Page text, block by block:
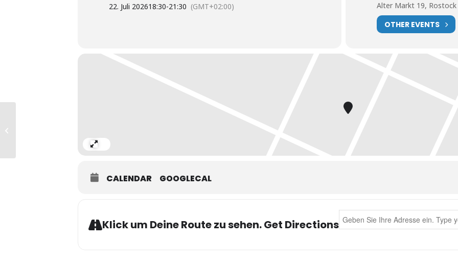
22. Juli 202618:30-21:30 (GMT+02:00) Alter Markt 19, Rostock
OTHER EVENTS
CALENDAR GOOGLECAL
Klick um Deine Route zu sehen. Get Directions
Address - +++update+++